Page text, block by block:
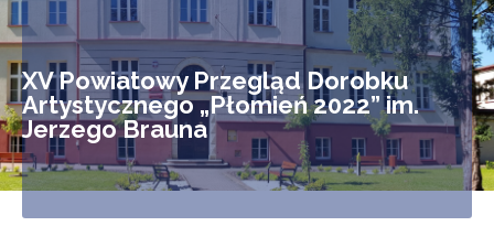
XV Powiatowy Przegląd Dorobku
Artystycznego „Płomień 2022” im.
Jerzego Brauna